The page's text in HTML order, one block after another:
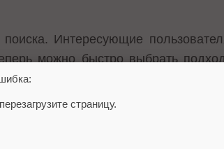
Интересующие
можно быстро выбрать
Система «вводит»
Достаточно прекратить
страницу.